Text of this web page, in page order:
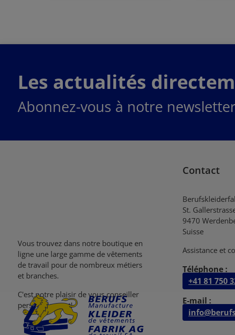
Les actualités
Abonnez-vous à notre
Vous trouvez dans notre boutique en
ligne une large gamme de vêtements
de travail pour de nombreux métiers
et branches.
C'est notre plaisir de vous conseiller
personellement!
Contact
St.
9470
Suisse
Assistance et
Téléphone :
+41 81 750
E-mail :